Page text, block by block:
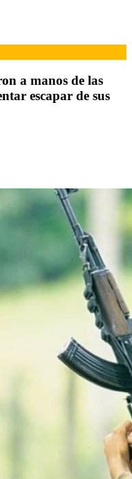
a manos de las
escapar de sus